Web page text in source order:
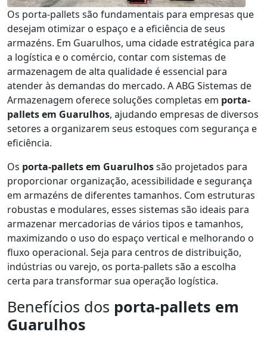
Os porta-pallets são fundamentais para empresas que
desejam otimizar o espaço e a eficiência de seus
armazéns. Em Guarulhos, uma cidade estratégica para
a logística e o comércio, contar com sistemas de
armazenagem de alta qualidade é essencial para
atender às demandas do mercado. A ABG Sistemas de
Armazenagem oferece soluções completas em porta-
pallets em Guarulhos, ajudando empresas de diversos
setores a organizarem seus estoques com segurança e
eficiência.
Os porta-pallets em Guarulhossão projetados para
proporcionar organização, acessibilidade e segurança
em armazéns de diferentes tamanhos. Com estruturas
robustas e modulares, esses sistemas são ideais para
armazenar mercadorias de vários tipos e tamanhos,
maximizando o uso do espaço vertical e melhorando o
fluxo operacional. Seja para centros de distribuição,
indústrias ou varejo, os porta-pallets são a escolha
certa para transformar sua operação logística.
Benefícios dos porta-pallets em
Guarulhos